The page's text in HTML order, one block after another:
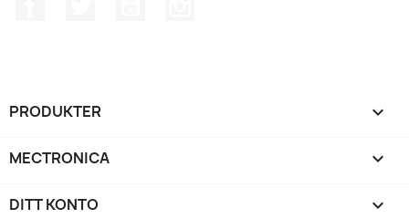
PRODUKTER 
MECTRONICA 
DITT KONTO 